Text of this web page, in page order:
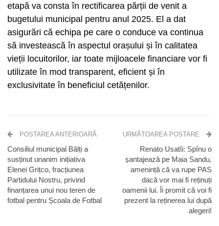
etapă va consta în rectificarea părții de venit a
bugetului municipal pentru anul 2025. El a dat
asigurări că echipa pe care o conduce va continua
să investească în aspectul orașului și în calitatea
vieții locuitorilor, iar toate mijloacele financiare vor fi
utilizate în mod transparent, eficient și în
exclusivitate în beneficiul cetățenilor.
POSTAREA ANTERIOARĂ
Consiliul municipal Bălți a
susținut unanim inițiativa
Elenei Grițco, fracțiunea
Partidului Nostru, privind
finanțarea unui nou teren de
fotbal pentru Școala de Fotbal
URMĂTOAREA POSTARE
Renato Usatîi: Spînu o
șantajează pe Maia Sandu,
amenință că va rupe PAS
dacă vor mai fi reținuți
oamenii lui. Îi promit că voi fi
prezent la reținerea lui după
alegeri!